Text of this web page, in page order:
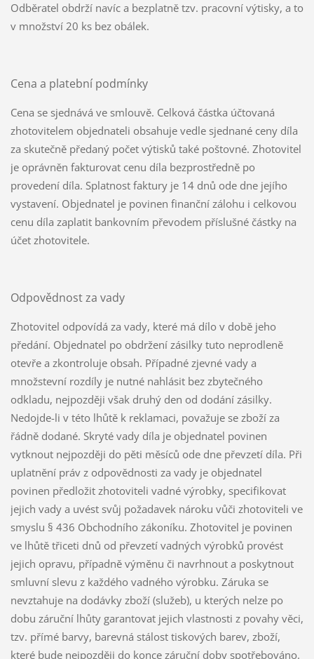
Odběratel obdrží navíc a bezplatně tzv. pracovní výtisky, a to
v množství 20 ks bez obálek.
Cena a platební podmínky
Cena se sjednává ve smlouvě. Celková částka účtovaná
zhotovitelem objednateli obsahuje vedle sjednané ceny díla
za skutečně předaný počet výtisků také poštovné. Zhotovitel
je oprávněn fakturovat cenu díla bezprostředně po
provedení díla. Splatnost faktury je 14 dnů ode dne jejího
vystavení. Objednatel je povinen finanční zálohu i celkovou
cenu díla zaplatit bankovním převodem příslušné částky na
účet zhotovitele.
Odpovědnost za vady
Zhotovitel odpovídá za vady, které má dílo v době jeho
předání. Objednatel po obdržení zásilky tuto neprodleně
otevře a zkontroluje obsah. Případné zjevné vady a
množstevní rozdíly je nutné nahlásit bez zbytečného
odkladu, nejpozději však druhý den od dodání zásilky.
Nedojde-li v této lhůtě k reklamaci, považuje se zboží za
řádně dodané. Skryté vady díla je objednatel povinen
vytknout nejpozději do pěti měsíců ode dne převzetí díla. Při
uplatnění práv z odpovědnosti za vady je objednatel
povinen předložit zhotoviteli vadné výrobky, specifikovat
jejich vady a uvést svůj požadavek nároku vůči zhotoviteli ve
smyslu § 436 Obchodního zákoníku. Zhotovitel je povinen
ve lhůtě třiceti dnů od převzetí vadných výrobků provést
jejich opravu, případně výměnu či navrhnout a poskytnout
smluvní slevu z každého vadného výrobku. Záruka se
nevztahuje na dodávky zboží (služeb), u kterých nelze po
dobu záruční lhůty garantovat jejich vlastnosti z povahy věci,
tzv. přímé barvy, barevná stálost tiskových barev, zboží,
které bude nejpozději do konce záruční doby spotřebováno.